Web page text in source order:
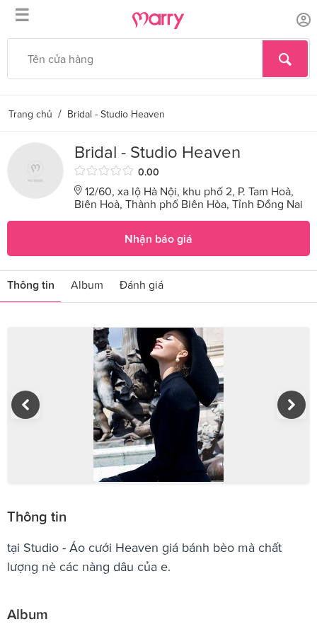
☰
Trang chủ / Bridal - Studio Heaven
Bridal - Studio Heaven
0.00
12/60, xa lộ Hà Nội, khu phố 2, P. Tam Hoà,
Biên Hoà, Thành phố Biên Hòa, Tỉnh Đồng Nai
Nhận báo giá
Thông tin Album Đánh giá
Thông tin
tại Studio - Áo cưới Heaven giá bánh bèo mà chất
lượng nè các nàng dâu của e.
Album